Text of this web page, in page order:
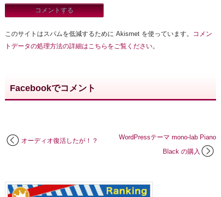
このサイトはスパムを低減するために Akismet を使っています。
コメン
トデータの処理方法の詳細はこちらをご覧ください。
Facebookでコメント
WordPressテーマ mono-lab Piano
Black の購入
オーディオ復活したが！？